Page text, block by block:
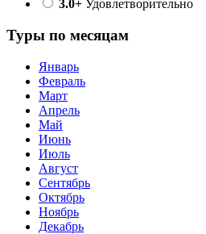
3.0+ Удовлетворительно
Туры по месяцам
Январь
Февраль
Март
Апрель
Май
Июнь
Июль
Август
Сентябрь
Октябрь
Ноябрь
Декабрь